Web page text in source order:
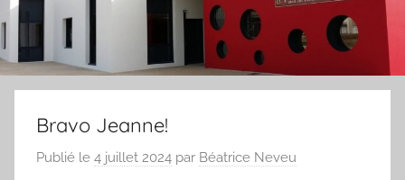
Bravo Jeanne!
Publié le 4 juillet 2024 par Béatrice Neveu